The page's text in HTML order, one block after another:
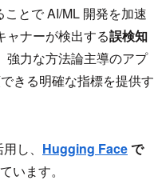
とで AI/ML 開発を加速
ャナーが検出する誤検知
強力な方法論主導のアプ
きる明確な指標を提供す
し、 Hugging Faceで
います。